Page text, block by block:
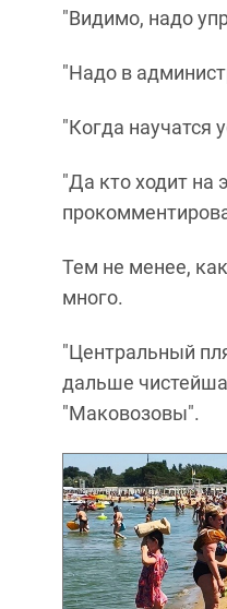
"Видимо, надо
"Надо в
"Когда научатся
"Да кто ходит на
Тем не менее,
много.
"Центральный
дальше
"Маковозовы".